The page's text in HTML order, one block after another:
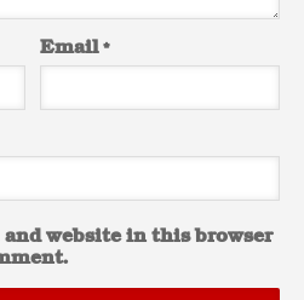
Email*
website in this browser